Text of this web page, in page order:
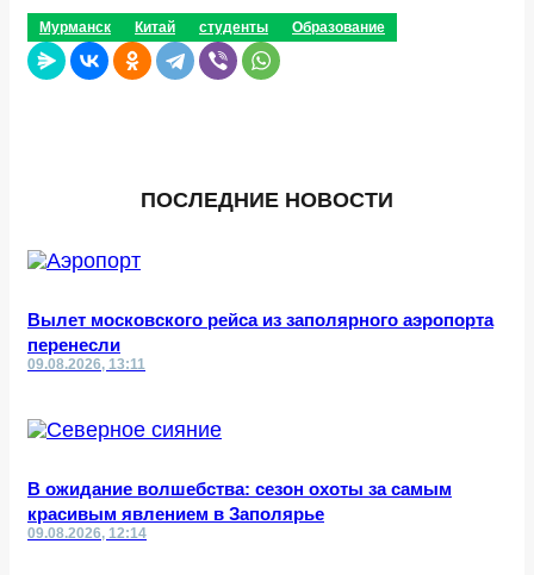
Мурманск Китай студенты Образование
ПОСЛЕДНИЕ НОВОСТИ
Вылет московского рейса из заполярного аэропорта
перенесли
09.08.2026, 13:11
В ожидание волшебства: сезон охоты за самым
красивым явлением в Заполярье
09.08.2026, 12:14